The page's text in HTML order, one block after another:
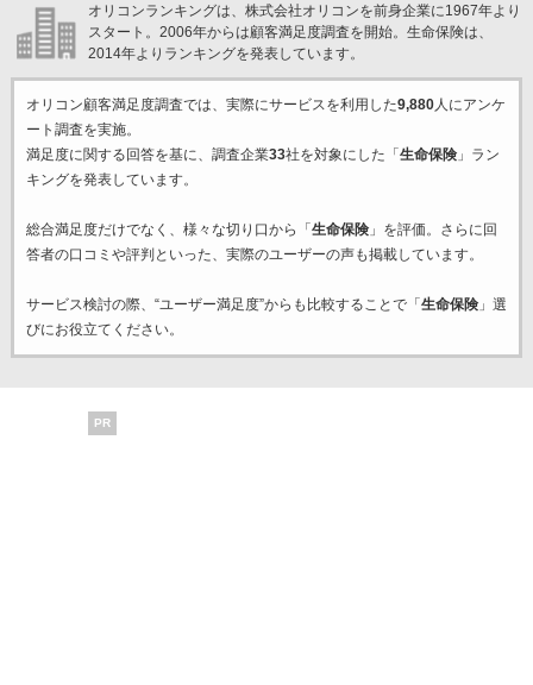
オリコンランキングは、株式会社オリコンを前身企業に1967年より
スタート。2006年からは顧客満足度調査を開始。生命保険は、
2014年よりランキングを発表しています。
オリコン顧客満足度調査では、実際にサービスを利用した9,880人にアンケ
ート調査を実施。
満足度に関する回答を基に、調査企業33社を対象にした「 生命保険」ラン
キングを発表しています。
総合満足度だけでなく、様々な切り口から「 生命保険」を評価。さらに回
答者の口コミや評判といった、実際のユーザーの声も掲載しています。
サービス検討の際、“ユーザー満足度”からも比較することで「 生命保険」選
びにお役立てください。
PR